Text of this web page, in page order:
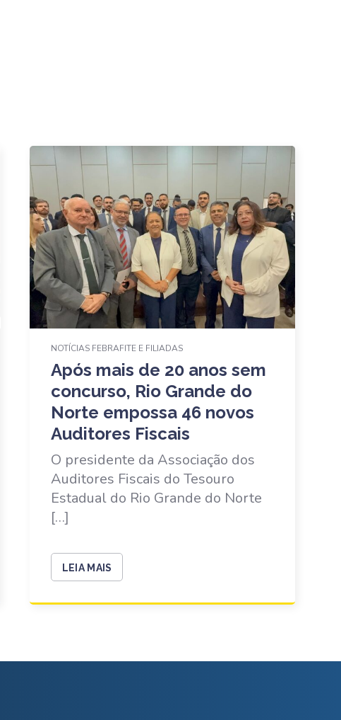
NOTÍCIAS FEBRAFITE E FILIADAS
Após mais de 20 anos sem
concurso, Rio Grande do
Norte empossa 46 novos
Auditores Fiscais
O presidente da Associação dos
Auditores Fiscais do Tesouro
Estadual do Rio Grande do Norte
[…]
LEIA MAIS